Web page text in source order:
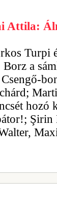
Attila:
Borz a
hozó
Şirin